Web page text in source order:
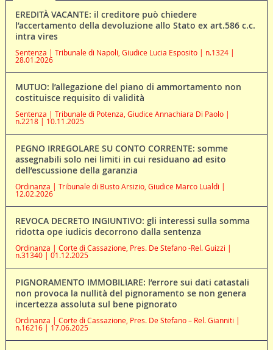
EREDITÀ VACANTE: il creditore può chiedere
l’accertamento della devoluzione allo Stato ex art.586 c.c.
intra vires
Sentenza | Tribunale di Napoli, Giudice Lucia Esposito | n.1324 |
28.01.2026
MUTUO: l’allegazione del piano di ammortamento non
costituisce requisito di validità
Sentenza | Tribunale di Potenza, Giudice Annachiara Di Paolo |
n.2218 | 10.11.2025
PEGNO IRREGOLARE SU CONTO CORRENTE: somme
assegnabili solo nei limiti in cui residuano ad esito
dell’escussione della garanzia
Ordinanza | Tribunale di Busto Arsizio, Giudice Marco Lualdi |
12.02.2026
REVOCA DECRETO INGIUNTIVO: gli interessi sulla somma
ridotta ope iudicis decorrono dalla sentenza
Ordinanza | Corte di Cassazione, Pres. De Stefano -Rel. Guizzi |
n.31340 | 01.12.2025
PIGNORAMENTO IMMOBILIARE: l’errore sui dati catastali
non provoca la nullità del pignoramento se non genera
incertezza assoluta sul bene pignorato
Ordinanza | Corte di Cassazione, Pres. De Stefano – Rel. Gianniti |
n.16216 | 17.06.2025